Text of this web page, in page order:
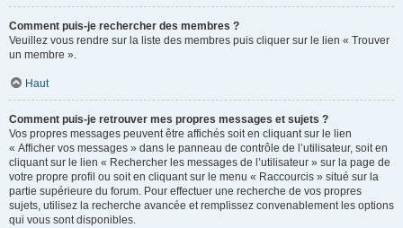
Comment puis-je rechercher des membres ?
Veuillez vous rendre sur la liste des membres puis cliquer sur le lien « Trouver
un membre ».
Haut
Comment puis-je retrouver mes propres messages et sujets ?
Vos propres messages peuvent être affichés soit en cliquant sur le lien
« Afficher vos messages » dans le panneau de contrôle de l’utilisateur, soit en
cliquant sur le lien « Rechercher les messages de l’utilisateur » sur la page de
votre propre profil ou soit en cliquant sur le menu « Raccourcis » situé sur la
partie supérieure du forum. Pour effectuer une recherche de vos propres
sujets, utilisez la recherche avancée et remplissez convenablement les options
qui vous sont disponibles.